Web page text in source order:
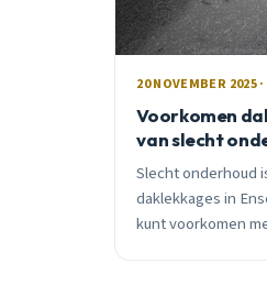
20 NOVEMBER 2025
Voorkomen
van slecht
Slecht onderhoud
daklekkages in
kunt voorkomen